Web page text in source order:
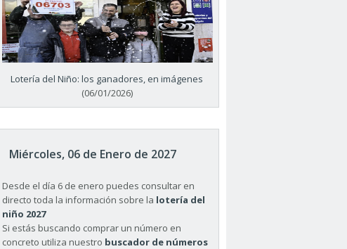
Lotería del Niño: los ganadores, en imágenes
(06/01/2026)
Miércoles, 06 de Enero de 2027
Desde el día 6 de enero puedes consultar en
directo toda la información sobre la lotería del
niño 2027
Si estás buscando comprar un número en
concreto utiliza nuestro buscador de números